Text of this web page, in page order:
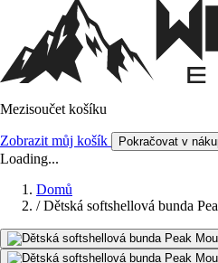
Mezisoučet košíku
Zobrazit můj košík Pokračovat v
Loading...
Domů
/ Dětská softshellová bunda